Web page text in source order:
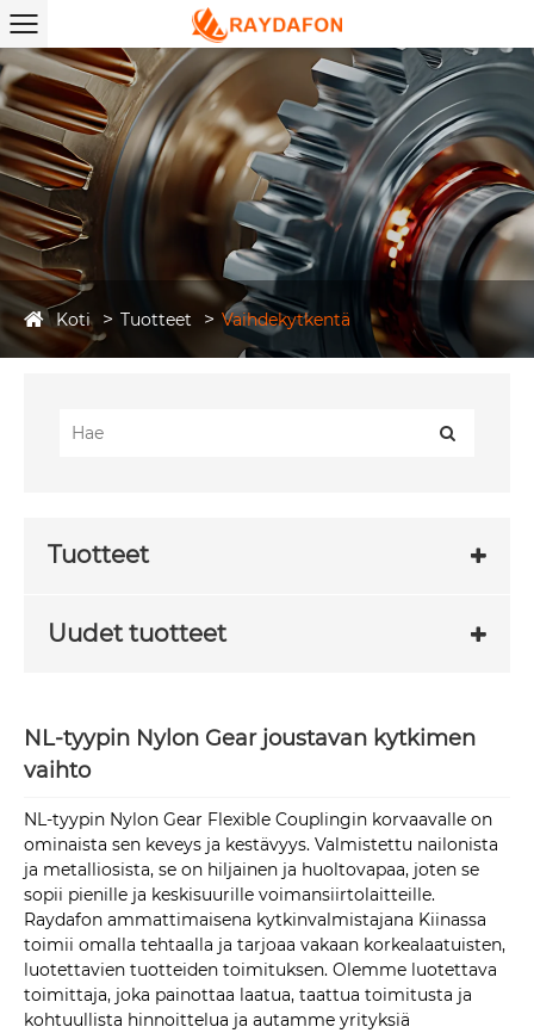
Koti Tuotteet Vaihdekytkentä
Tuotteet
Uudet tuotteet
NL-tyypin Nylon Gear joustavan kytkimen
vaihto
NL-tyypin Nylon Gear Flexible Couplingin korvaavalle on
ominaista sen keveys ja kestävyys. Valmistettu nailonista
ja metalliosista, se on hiljainen ja huoltovapaa, joten se
sopii pienille ja keskisuurille voimansiirtolaitteille.
Raydafon ammattimaisena kytkinvalmistajana Kiinassa
toimii omalla tehtaalla ja tarjoaa vakaan korkealaatuisten,
luotettavien tuotteiden toimituksen. Olemme luotettava
toimittaja, joka painottaa laatua, taattua toimitusta ja
kohtuullista hinnoittelua ja autamme yrityksiä